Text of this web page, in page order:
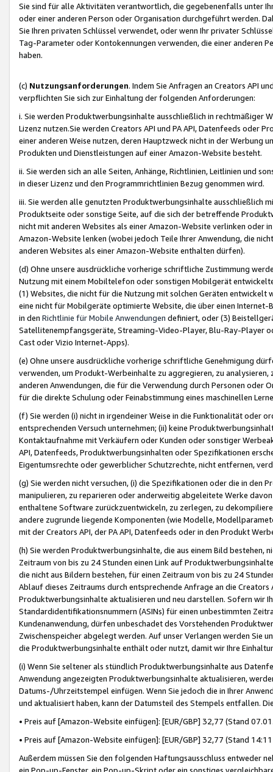
Sie sind für alle Aktivitäten verantwortlich, die gegebenenfalls unter
oder einer anderen Person oder Organisation durchgeführt werden.
Sie Ihren privaten Schlüssel verwendet, oder wenn Ihr privater
Tag-Parameter oder Kontokennungen verwenden, die einer anderen
haben.
(c) Nutzungsanforderungen. Indem Sie Anfragen an Creators API
verpflichten Sie sich zur Einhaltung der folgenden Anforderungen:
i. Sie werden Produktwerbungsinhalte ausschließlich in rechtmäßiger
Lizenz nutzen.Sie werden Creators API und PA API, Datenfeeds oder
einer anderen Weise nutzen, deren Hauptzweck nicht in der Werbung
Produkten und Dienstleistungen auf einer Amazon-Website besteht.
ii. Sie werden sich an alle Seiten, Anhänge, Richtlinien, Leitlinien und
in dieser Lizenz und den Programmrichtlinien Bezug genommen wird.
iii. Sie werden alle genutzten Produktwerbungsinhalte ausschließlich
Produktseite oder sonstige Seite, auf die sich der betreffende
nicht mit anderen Websites als einer Amazon-Website verlinken oder
Amazon-Website lenken (wobei jedoch Teile Ihrer Anwendung, die
anderen Websites als einer Amazon-Website enthalten dürfen).
(d) Ohne unsere ausdrückliche vorherige schriftliche Zustimmung
Nutzung mit einem Mobiltelefon oder sonstigen Mobilgerät
(1) Websites, die nicht für die Nutzung mit solchen Geräten
eine nicht für Mobilgeräte optimierte Website, die über einen
in den Richtlinie für Mobile Anwendungen definiert, oder (3)
Satellitenempfangsgeräte, Streaming-Video-Player, Blu-Ray-Player
Cast oder Vizio Internet-Apps).
(e) Ohne unsere ausdrückliche vorherige schriftliche Genehmigung
verwenden, um Produkt-Werbeinhalte zu aggregieren, zu
anderen Anwendungen, die für die Verwendung durch Personen
für die direkte Schulung oder Feinabstimmung eines maschinellen
(f) Sie werden (i) nicht in irgendeiner Weise in die Funktionalität oder
entsprechenden Versuch unternehmen; (ii) keine
Kontaktaufnahme mit Verkäufern oder Kunden oder sonstiger
API, Datenfeeds, Produktwerbungsinhalten oder Spezifikationen
Eigentumsrechte oder gewerblicher Schutzrechte, nicht entfernen,
(g) Sie werden nicht versuchen, (i) die Spezifikationen oder die in
manipulieren, zu reparieren oder anderweitig abgeleitete Werke
enthaltene Software zurückzuentwickeln, zu zerlegen, zu
andere zugrunde liegende Komponenten (wie Modelle,
mit der Creators API, der PA API, Datenfeeds oder in den Produkt
(h) Sie werden Produktwerbungsinhalte, die aus einem Bild bestehen,
Zeitraum von bis zu 24 Stunden einen Link auf
die nicht aus Bildern bestehen, für einen Zeitraum von bis zu 24
Ablauf dieses Zeitraums durch entsprechende Anfrage an die
Produktwerbungsinhalte aktualisieren und neu darstellen. Sofern wir
Standardidentifikationsnummern (ASINs) für einen unbestimmten
Kundenanwendung, dürfen unbeschadet des Vorstehenden
Zwischenspeicher abgelegt werden. Auf unser Verlangen werden Sie
die Produktwerbungsinhalte enthält oder nutzt, damit wir Ihre
(i) Wenn Sie seltener als stündlich Produktwerbungsinhalte aus
Anwendung angezeigten Produktwerbungsinhalte aktualisieren,
Datums-/Uhrzeitstempel einfügen. Wenn Sie jedoch die in Ihrer
und aktualisiert haben, kann der Datumsteil des Stempels entfallen.
• Preis auf [Amazon-Website einfügen]: [EUR/GBP] 32,77 (Stand
• Preis auf [Amazon-Website einfügen]: [EUR/GBP] 32,77 (Stand
Außerdem müssen Sie den folgenden Haftungsausschluss entweder
ein Pop-up-Fenster, ein Pop-up-Skript oder ein sonstiges